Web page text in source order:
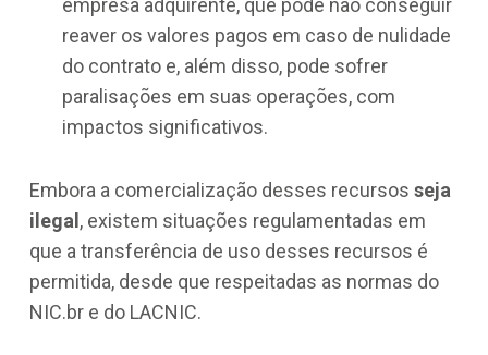
empresa adquirente, que pode não conseguir
reaver os valores pagos em caso de nulidade
do contrato e, além disso, pode sofrer
paralisações em suas operações, com
impactos significativos.
Embora a comercialização desses recursos seja
ilegal , existem situações regulamentadas em
que a transferência de uso desses recursos é
permitida, desde que respeitadas as normas do
NIC.br e do LACNIC.